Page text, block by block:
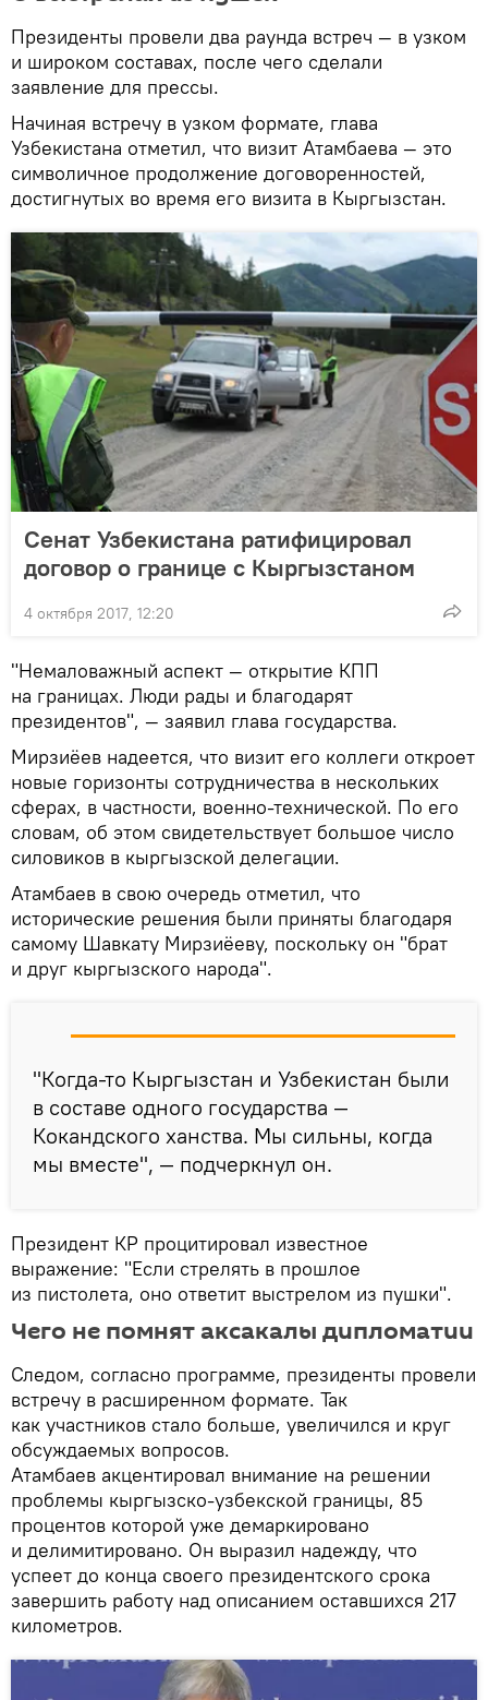
Президенты провели два раунда встреч — в узком
и широком составах, после чего сделали
заявление для прессы.
Начиная встречу в узком формате, глава
Узбекистана отметил, что визит Атамбаева — это
символичное продолжение договоренностей,
достигнутых во время его визита в Кыргызстан.
Сенат Узбекистана ратифицировал
договор о границе с Кыргызстаном
4 октября 2017, 12:20
"Немаловажный аспект — открытие КПП
на границах. Люди рады и благодарят
президентов", — заявил глава государства.
Мирзиёев надеется, что визит его коллеги откроет
новые горизонты сотрудничества в нескольких
сферах, в частности, военно-технической. По его
словам, об этом свидетельствует большое число
силовиков в кыргызской делегации.
Атамбаев в свою очередь отметил, что
исторические решения были приняты благодаря
самому Шавкату Мирзиёеву, поскольку он "брат
и друг кыргызского народа".
"Когда-то Кыргызстан и Узбекистан были
в составе одного государства —
Кокандского ханства. Мы сильны, когда
мы вместе", — подчеркнул он.
Президент КР процитировал известное
выражение: "Если стрелять в прошлое
из пистолета, оно ответит выстрелом из пушки".
Чего не помнят аксакалы дипломатии
Следом, согласно программе, президенты провели
встречу в расширенном формате. Так
как участников стало больше, увеличился и круг
обсуждаемых вопросов.
Атамбаев акцентировал внимание на решении
проблемы кыргызско-узбекской границы, 85
процентов которой уже демаркировано
и делимитировано. Он выразил надежду, что
успеет до конца своего президентского срока
завершить работу над описанием оставшихся 217
километров.